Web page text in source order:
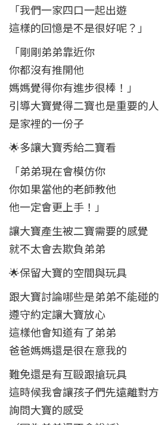
「我們一家四口一起出遊
這樣的回憶是不是很好呢？」
「剛剛弟弟靠近你
你都沒有推開他
媽媽覺得你有進步很棒！」
引導大寶覺得二寶也是重要的人
是家裡的一份子
🌟多讓大寶秀給二寶看
「弟弟現在會模仿你
你如果當他的老師教他
他一定會更上手！」
讓大寶產生被二寶需要的感覺
就不太會去欺負弟弟
🌟保留大寶的空間與玩具
跟大寶討論哪些是弟弟不能碰的
遵守約定讓大寶放心
這樣他會知道有了弟弟
爸爸媽媽還是很在意我的
難免還是有互毆跟搶玩具
這時候我會讓孩子們先遠離對方
詢問大寶的感受